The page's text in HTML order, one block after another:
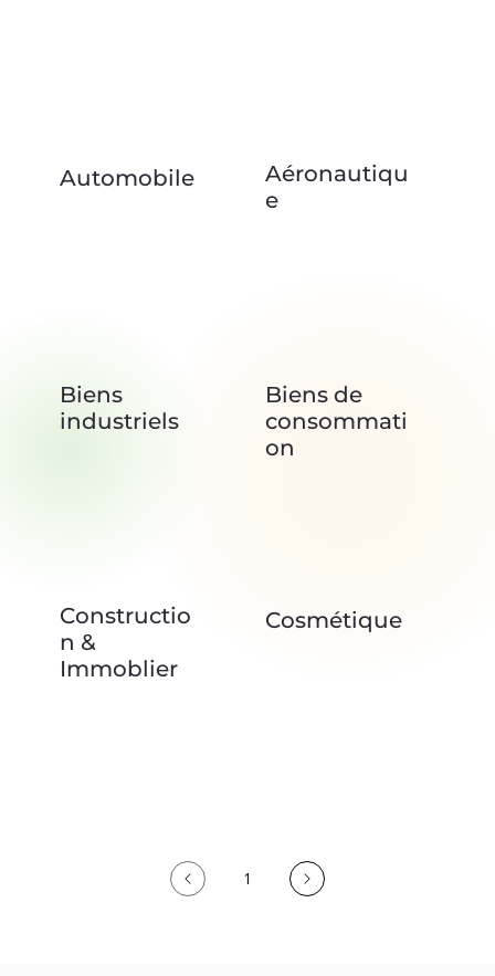
Automobile
Aéronautiqu
e
Biens
industriels
Biens de
consommati
on
Constructio
n &
Immoblier
Cosmétique
1Page